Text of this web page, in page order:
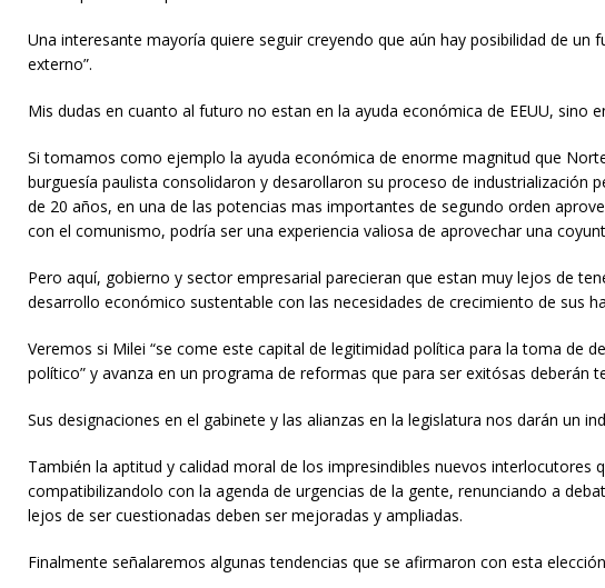
Una interesante mayoría quiere seguir creyendo que aún hay posibilidad de
externo”.
Mis dudas en cuanto al futuro no estan en la ayuda económica de EEUU, sino
Si tomamos como ejemplo la ayuda económica de enorme magnitud que
burguesía paulista consolidaron y desarollaron su proceso de industrialización
de 20 años, en una de las potencias mas importantes de segundo orden
con el comunismo, podría ser una experiencia valiosa de aprovechar una
Pero aquí, gobierno y sector empresarial parecieran que estan muy lejos de
desarrollo económico sustentable con las necesidades de crecimiento de sus
Veremos si Milei “se come este capital de legitimidad política para la toma de
político” y avanza en un programa de reformas que para ser exitósas deberán
Sus designaciones en el gabinete y las alianzas en la legislatura nos darán un
También la aptitud y calidad moral de los impresindibles nuevos interlocutores
compatibilizandolo con la agenda de urgencias de la gente, renunciando a
lejos de ser cuestionadas deben ser mejoradas y ampliadas.
Finalmente señalaremos algunas tendencias que se afirmaron con esta